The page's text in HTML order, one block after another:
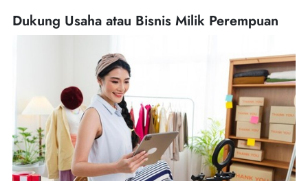
Dukung Usaha atau Bisnis Milik Perempuan